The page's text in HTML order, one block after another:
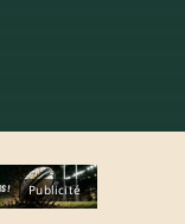
Publicité